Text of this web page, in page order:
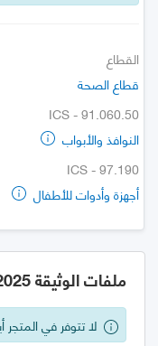
القطاع
قطاع الصحة
ICS - 91.060.50
النوافذ والأبواب
ICS - 97.190
أجهزة وأدوات للأطفال
ملفات الوثيقة GSO EN 16281:2025
لا تتوفر في